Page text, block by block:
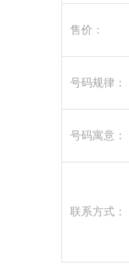
售价：
号码规律：
号码寓意：
联系方式：